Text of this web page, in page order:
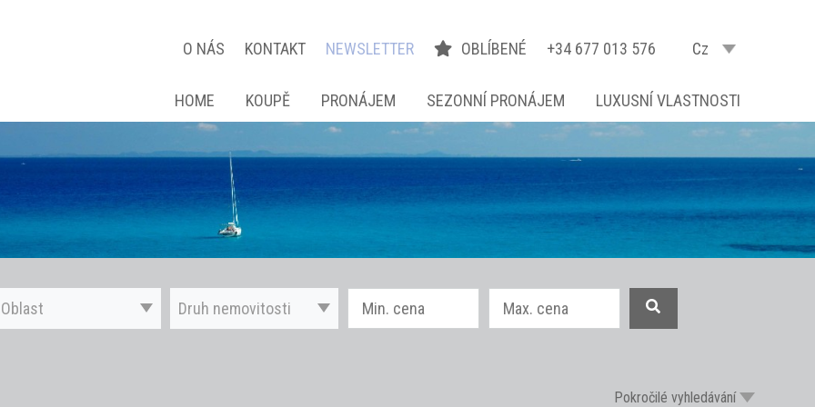
O NÁS KONTAKT NEWSLETTER OBLÍBENÉ +34 677 013 576 Cz
HOME KOUPĚ PRONÁJEM SEZONNÍ PRONÁJEM LUXUSNÍ VLASTNOSTI
Oblast Druh nemovitosti
Pokročilé vyhledávání